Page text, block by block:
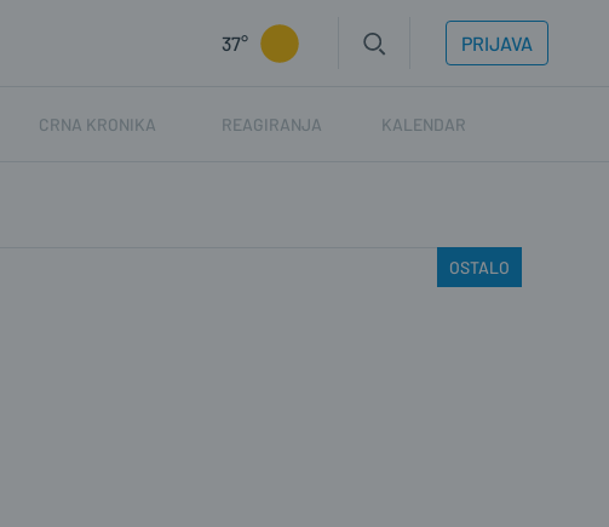
37° PRIJAVA
CRNA KRONIKA REAGIRANJA KALENDAR
OSTALO